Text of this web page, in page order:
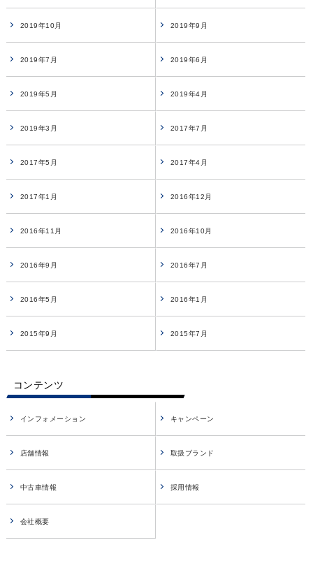
2019年10月 2019年9月
2019年7月 2019年6月
2019年5月 2019年4月
2019年3月 2017年7月
2017年5月 2017年4月
2017年1月 2016年12月
2016年11月 2016年10月
2016年9月 2016年7月
2016年5月 2016年1月
2015年9月 2015年7月
コンテンツ
インフォメーション キャンペーン
店舗情報 取扱ブランド
中古車情報 採用情報
会社概要